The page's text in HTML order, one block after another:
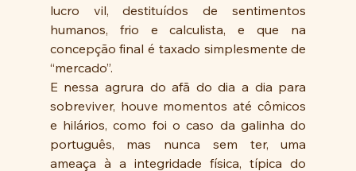
lucro vil, destituídos de sentimentos
humanos, frio e calculista, e que na
concepção final é taxado simplesmente de
“mercado”.
E nessa agrura do afã do dia a dia para
sobreviver, houve momentos até cômicos
e hilários, como foi o caso da galinha do
português, mas nunca sem ter, uma
ameaça à a integridade física, típica do